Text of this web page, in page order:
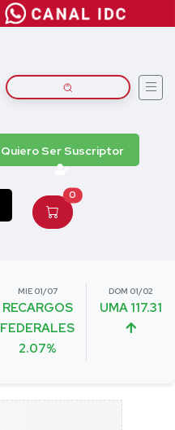
Quiero Ser Suscriptor
0
MIE 01/07
RECARGOS
FEDERALES
2.07%
DOM 01/02
UMA 117.31